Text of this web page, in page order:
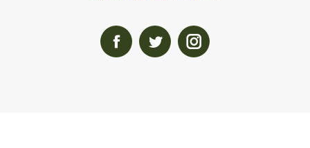
Facebook
TwitterInstagram